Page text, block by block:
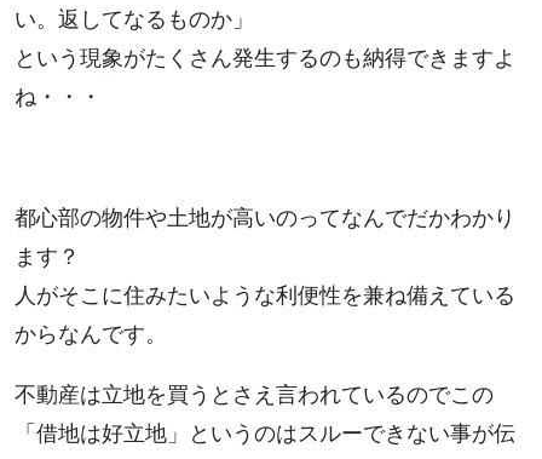
い。返してなるものか」
という現象がたくさん発生するのも納得できますよ
ね・・・
都心部の物件や土地が高いのってなんでだかわかり
ます？
人がそこに住みたいような利便性を兼ね備えている
からなんです。
不動産は立地を買うとさえ言われているのでこの
「借地は好立地」というのはスルーできない事が伝